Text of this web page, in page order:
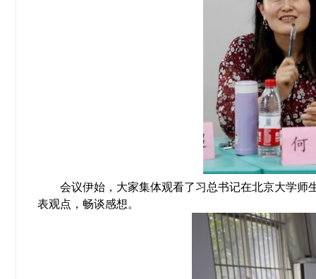
会议伊始，大家集体观看了习总书记在北京大学师
表观点，畅谈感想。